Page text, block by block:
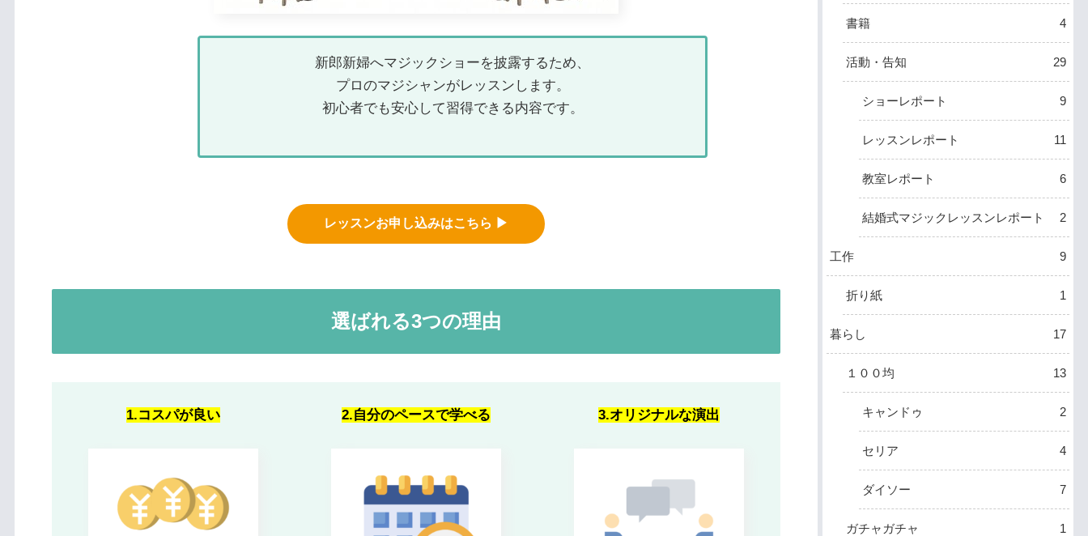
新郎新婦へマジックショーを披露するため、
プロのマジシャンがレッスンします。
初心者でも安心して習得できる内容です。
レッスンお申し込みはこちら ▶︎
選ばれる3つの理由
1.コスパが良い 2.自分のペースで学べる 3.オリジナルな演出
書籍 4
活動・告知 29
ショーレポート 9
レッスンレポート 11
教室レポート 6
結婚式マジックレッスンレポート 2
工作 9
折り紙 1
暮らし 17
１００均 13
キャンドゥ 2
セリア 4
ダイソー 7
ガチャガチャ 1